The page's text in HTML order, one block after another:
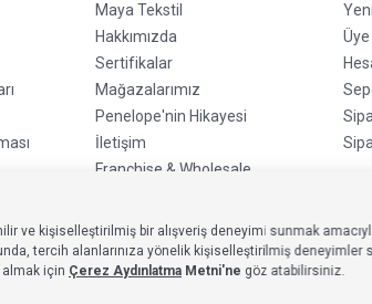
Maya Tekstil
Hakkımızda
Sertifikalar
Mağazalarımız
Penelope'nin Hikayesi
İletişim
Franchise & Wholesale
Handicraft
Kurumsal Satış
Üye
ve kişiselleştirilmiş bir alışveriş deneyimi sunmak
tercih alanlarınıza yönelik kişiselleştirilmiş deneyimler
almak için Çerez AydınlatmaMetni'ne göz atabilirsiniz.